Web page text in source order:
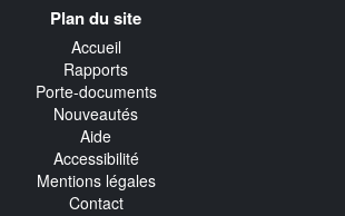
Plan du site
Accueil
Rapports
Porte-documents
Nouveautés
Aide
Accessibilité
Mentions légales
Contact